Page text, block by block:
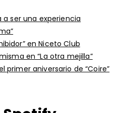
a ser una experiencia
en Niceto Club
en “La otra mejilla”
primer aniversario de “Coire”